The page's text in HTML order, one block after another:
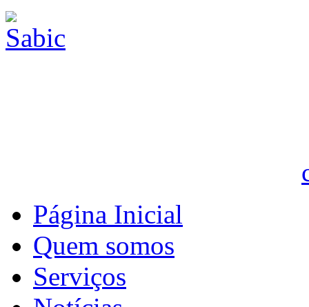
Página Inicial
Quem somos
Serviços